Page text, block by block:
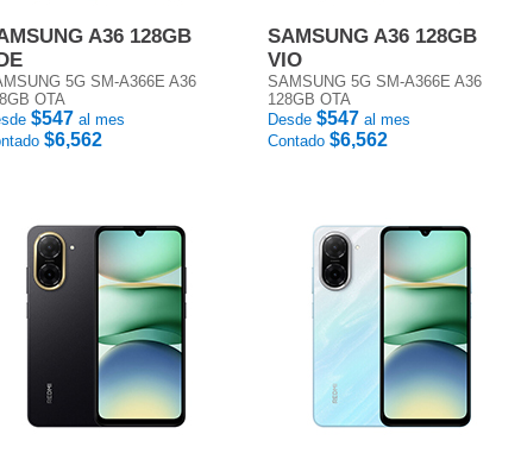
A36 128GB
5G SM-A366E A36
OTA
$547 al mes
$6,562
SAMSUNG A36 128GB
VIO
SAMSUNG 5G SM-A366E A36
128GB OTA
Desde $547 al mes
Contado $6,562